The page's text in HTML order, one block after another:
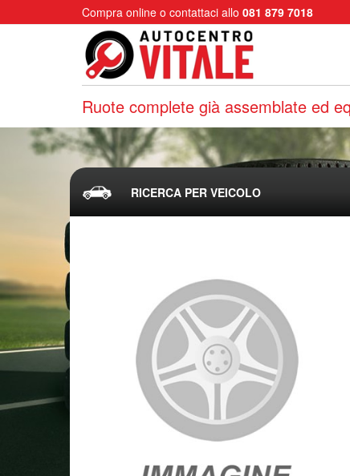
Compra online o contattaci allo 081 879 7018
Ruote complete già assemblate ed
RICERCA PER VEICOLO